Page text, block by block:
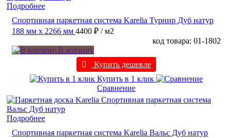
Подробнее
Спортивная паркетная система Karelia Турнир Дуб натур
188 мм х 2266 мм 4400 ₽ / м2
код товара: 01-1802
В корзину
Купить дешевле
Купить в 1 клик
Сравнение
Подробнее
Спортивная паркетная система Karelia Вальс Дуб натур